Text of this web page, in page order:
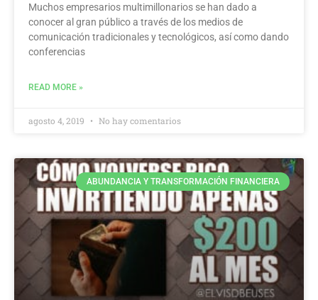
Muchos empresarios multimillonarios se han dado a
conocer al gran público a través de los medios de
comunicación tradicionales y tecnológicos, así como dando
conferencias
READ MORE »
agosto 4, 2019 No hay comentarios
ABUNDANCIA Y TRANSFORMACIÓN FINANCIERA